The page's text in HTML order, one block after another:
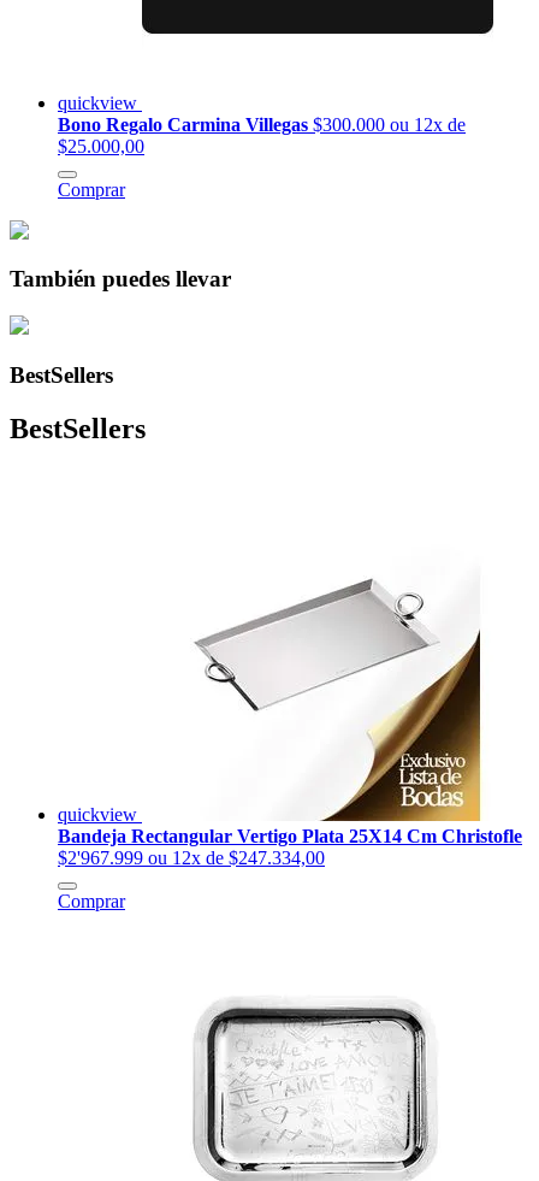
quickview
Bono Regalo Carmina Villegas $300.000 ou 12x de
$25.000,00
Comprar
También puedes llevar
BestSellers
BestSellers
quickview
Bandeja Rectangular Vertigo Plata 25X14 Cm Christofle
$2'967.999 ou 12x de $247.334,00
Comprar